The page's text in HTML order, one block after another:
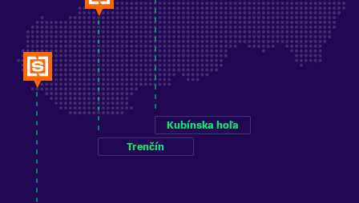
Trenčín
Kubínska hoľa